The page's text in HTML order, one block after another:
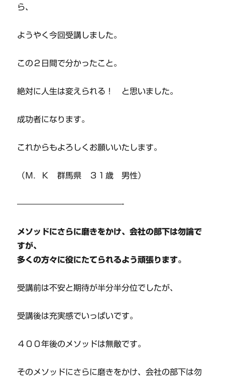
ら、
ようやく今回受講しました。
この２日間で分かったこと。
絶対に人生は変えられる！ と思いました。
成功者になります。
これからもよろしくお願いいたします。
（Ｍ．Ｋ 群馬県 ３１歳 男性）
—————————————-
メソッドにさらに磨きをかけ、会社の部下は勿論で
すが、
多くの方々に役にたてられるよう頑張ります。
受講前は不安と期待が半分半分位でしたが、
受講後は充実感でいっぱいです。
４００年後のメソッドは無敵です。
そのメソッドにさらに磨きをかけ、会社の部下は勿